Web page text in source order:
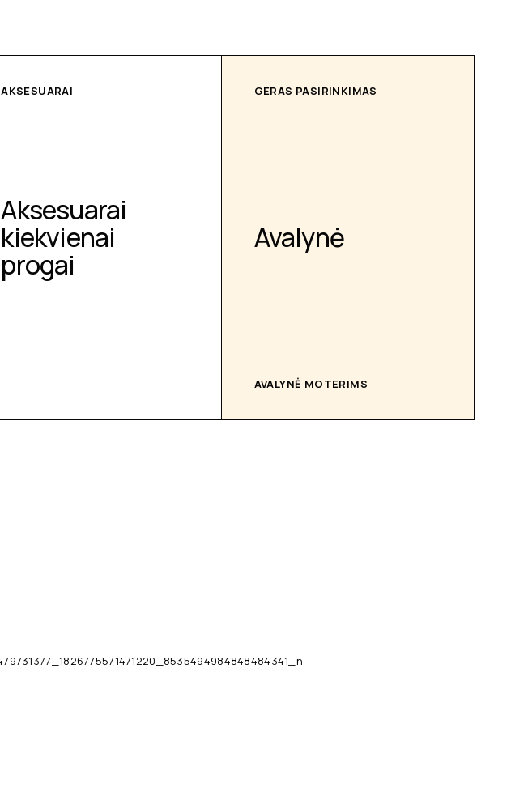
AKSESUARAI
Aksesuarai
kiekvienai
progai
GERAS PASIRINKIMAS
Avalynė
AVALYNĖ MOTERIMS